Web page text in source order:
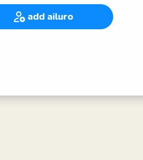
add ailuro